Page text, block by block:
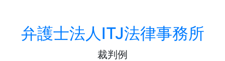
弁護士法人ITJ法律事務所
裁判例